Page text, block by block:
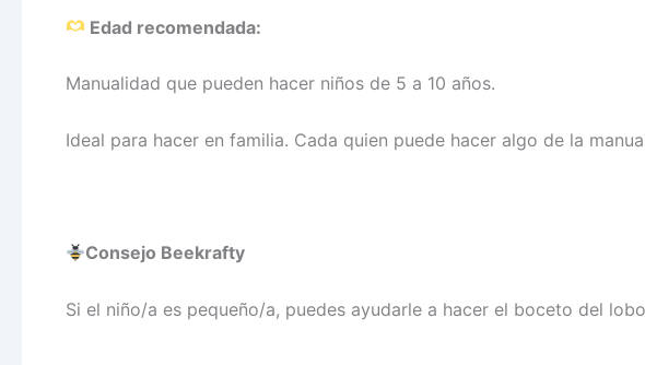
Edad recomendada:
Manualidad que pueden hacer niños de 5 a 10 años.
Ideal para hacer en familia. Cada quien puede hacer algo de la
Consejo Beekrafty
Si el niño/a es pequeño/a, puedes ayudarle a hacer el boceto del